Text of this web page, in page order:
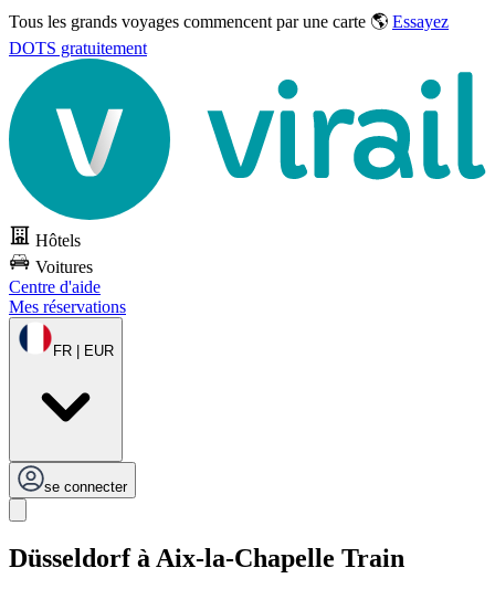
Tous les grands voyages commencent par une carte 🌎 Essayez
DOTS gratuitement
Hôtels
Voitures
Centre d'aide
Mes réservations
FR | EUR
se connecter
Düsseldorf à Aix-la-Chapelle Train